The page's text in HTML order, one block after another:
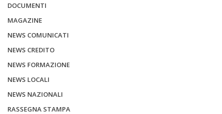
DOCUMENTI
MAGAZINE
NEWS COMUNICATI
NEWS CREDITO
NEWS FORMAZIONE
NEWS LOCALI
NEWS NAZIONALI
RASSEGNA STAMPA